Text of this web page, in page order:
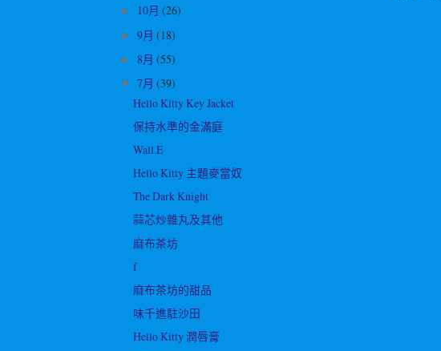
► 10月 (26)
► 9月 (18)
► 8月 (55)
▼ 7月 (39)
Hello Kitty Key Jacket
保持水準的金滿庭
Wall.E
Hello Kitty 主題麥當奴
The Dark Knight
蒜芯炒雜丸及其他
麻布茶坊
f
麻布茶坊的甜品
味千進駐沙田
Hello Kitty 潤唇膏